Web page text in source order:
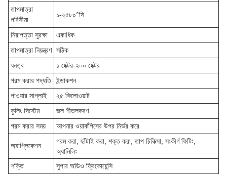
তাপমাত্রা
পরিসীমা
১-২৫৮০°সি
নিরাপত্তা সুরক্ষা
একাধিক
তাপমাত্রা নিয়ন্ত্রণ সঠিক
ঘনত্ব
১ হেক্টর-২০০ হেক্টর
গরম করার পদ্ধতি
ইন্ডাকশন
পাওয়ার সাপ্লাই
২৫ কিলোওয়াট
কুলিং সিস্টেম
জল শীতলকরণ
গরম করার সময়
আপনার ওয়ার্কপিসের উপর নির্ভর করে
অ্যাপ্লিকেশন
গরম করা, ছাঁটাই করা, শক্ত করা, তাপ চিকিত্সা, সংকীর্ণ ফিটিং,
অ্যানিলিং
শক্তি
সুপার অডিও ফ্রিকোয়েন্সি